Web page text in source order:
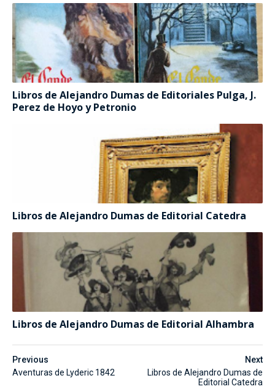
Libros de Alejandro Dumas de Editoriales Pulga, J.
Perez de Hoyo y Petronio
Libros de Alejandro Dumas de Editorial Catedra
Libros de Alejandro Dumas de Editorial Alhambra
Next
Libros de Alejandro Dumas de
Editorial Catedra
Previous
Aventuras de Lyderic 1842